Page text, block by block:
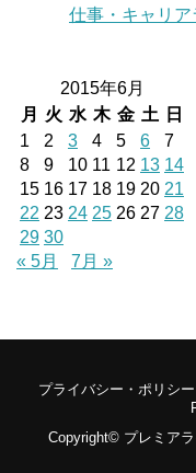
仕事・キャリア
2015年6月
月
火 水 木 金 土
日
1
2 3 4 5 6
7
8
9 10 11 12 13 14
15 16 17 18 19 20 21
22 23 24 25 26 27 28
29 30
« 5月
7月 »
プライバシー・ポリシー
Copyright© プレミア